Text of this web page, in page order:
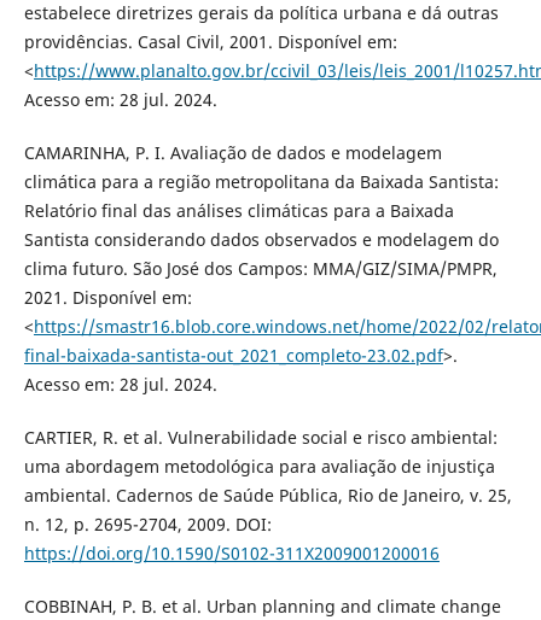
estabelece diretrizes gerais da política urbana e dá outras
providências. Casal Civil, 2001. Disponível em:
<https://www.planalto.gov.br/ccivil_03/leis/leis_2001/
Acesso em: 28 jul. 2024.
CAMARINHA, P. I. Avaliação de dados e modelagem
climática para a região metropolitana da Baixada Santista:
Relatório final das análises climáticas para a Baixada
Santista considerando dados observados e modelagem do
clima futuro. São José dos Campos: MMA/GIZ/SIMA/PMPR,
2021. Disponível em:
<https://smastr16.blob.core.windows.net/home/2022/02/
final-baixada-santista-out_2021_completo-23.02.pdf>.
Acesso em: 28 jul. 2024.
CARTIER, R. et al. Vulnerabilidade social e risco ambiental:
uma abordagem metodológica para avaliação de injustiça
ambiental. Cadernos de Saúde Pública, Rio de Janeiro, v. 25,
n. 12, p. 2695-2704, 2009. DOI:
https://doi.org/10.1590/S0102-311X2009001200016
COBBINAH, P. B. et al. Urban planning and climate change